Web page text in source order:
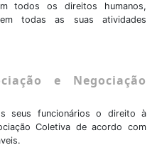
todos os direitos humanos,
todas as suas atividades
e Negociação
seus funcionários o direito à
Coletiva de acordo com